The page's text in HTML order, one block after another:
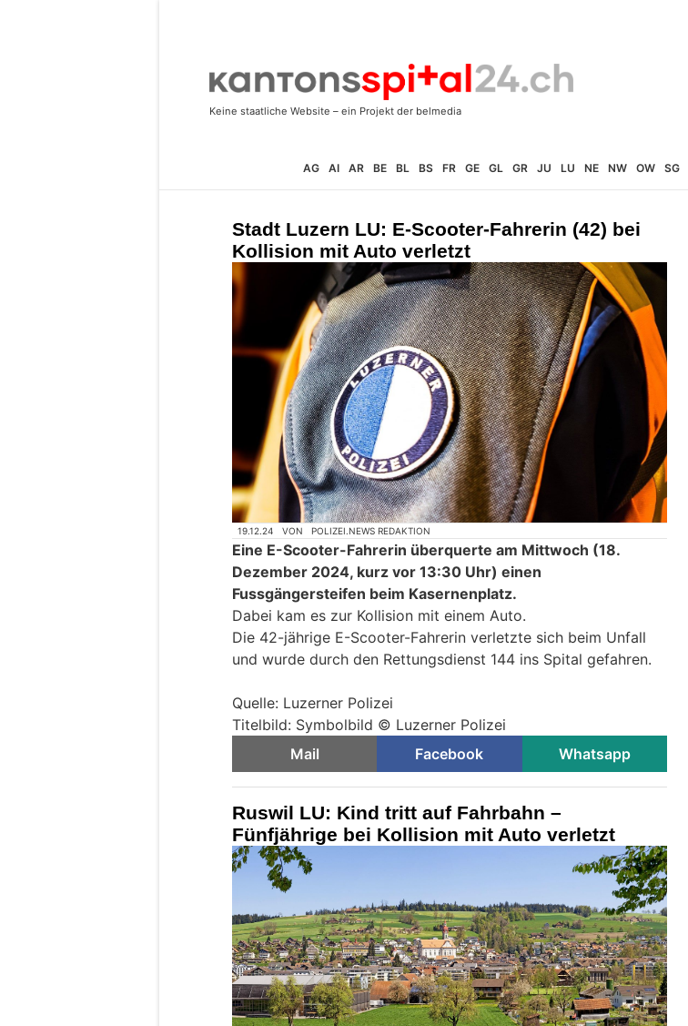
AG AI AR BE BL BS FR GE GL GR JU LU NE NW OW SG
Stadt Luzern LU: E-Scooter-Fahrerin (42) bei
Kollision mit Auto verletzt
19.12.24 VON POLIZEI.NEWS REDAKTION
Eine E-Scooter-Fahrerin überquerte am Mittwoch (18.
Dezember 2024, kurz vor 13:30 Uhr) einen
Fussgängersteifen beim Kasernenplatz.
Dabei kam es zur Kollision mit einem Auto.
Die 42-jährige E-Scooter-Fahrerin verletzte sich beim Unfall
und wurde durch den Rettungsdienst 144 ins Spital gefahren.
Quelle: Luzerner Polizei
Titelbild: Symbolbild © Luzerner Polizei
Mail
Facebook Whatsapp
Ruswil LU: Kind tritt auf Fahrbahn –
Fünfjährige bei Kollision mit Auto verletzt